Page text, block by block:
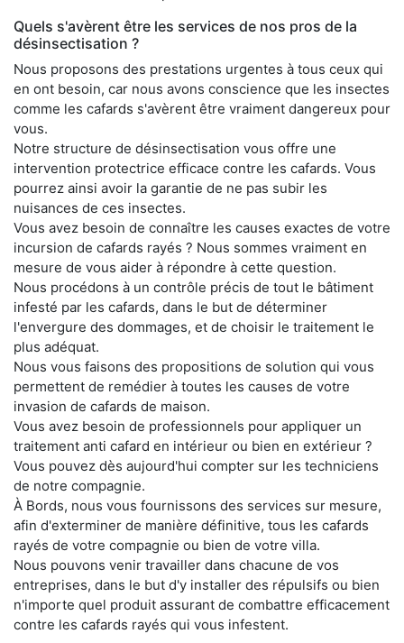
Quels s'avèrent être les services de nos pros de la
désinsectisation ?
Nous proposons des prestations urgentes à tous ceux qui
en ont besoin, car nous avons conscience que les insectes
comme les cafards s'avèrent être vraiment dangereux pour
vous.
Notre structure de désinsectisation vous offre une
intervention protectrice efficace contre les cafards. Vous
pourrez ainsi avoir la garantie de ne pas subir les
nuisances de ces insectes.
Vous avez besoin de connaître les causes exactes de votre
incursion de cafards rayés ? Nous sommes vraiment en
mesure de vous aider à répondre à cette question.
Nous procédons à un contrôle précis de tout le bâtiment
infesté par les cafards, dans le but de déterminer
l'envergure des dommages, et de choisir le traitement le
plus adéquat.
Nous vous faisons des propositions de solution qui vous
permettent de remédier à toutes les causes de votre
invasion de cafards de maison.
Vous avez besoin de professionnels pour appliquer un
traitement anti cafard en intérieur ou bien en extérieur ?
Vous pouvez dès aujourd'hui compter sur les techniciens
de notre compagnie.
À Bords, nous vous fournissons des services sur mesure,
afin d'exterminer de manière définitive, tous les cafards
rayés de votre compagnie ou bien de votre villa.
Nous pouvons venir travailler dans chacune de vos
entreprises, dans le but d'y installer des répulsifs ou bien
n'importe quel produit assurant de combattre efficacement
contre les cafards rayés qui vous infestent.